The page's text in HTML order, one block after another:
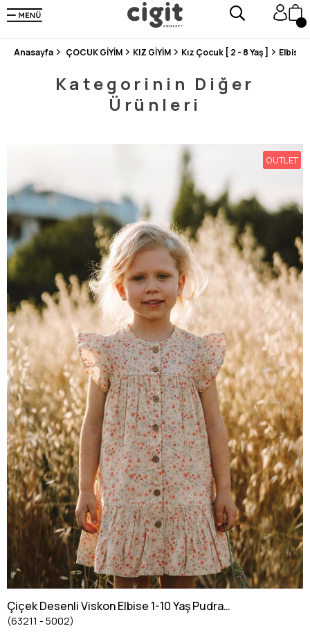
250.000'DEN FAZLA DEĞERLENDİRMEDE 5 ÜZERİNDEN 4.8 PUAN ALDI ⭐⭐⭐⭐⭐
3 MİLYONDAN FAZLA MUTLU MÜŞTERİ ❤️ 10 MİLYON ÜRÜN
Anasayfa ÇOCUK GİYİM KIZ GİYİM Kız Çocuk [ 2 - 8 Yaş ] Elbise
Kategorinin Diğer
Ürünleri
OUTLET
Çiçek Desenli Viskon Elbise 1-10 Yaş Pudra
Pembe
(63211 - 5002)